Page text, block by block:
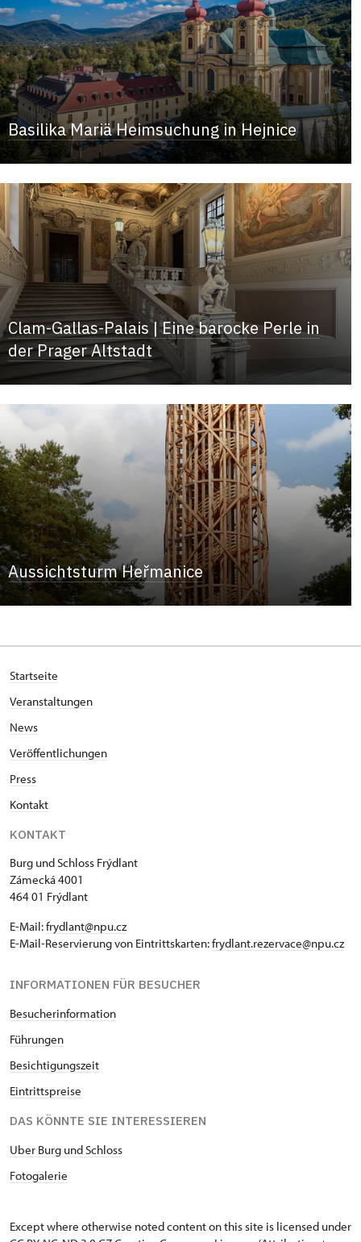
Basilika Mariä Heimsuchung in Hejnice
Clam-Gallas-Palais | Eine barocke Perle in
der Prager Altstadt
Aussichtsturm Heřmanice
Startseite
Veranstaltungen
News
Veröffentlichungen
Press
Kontakt
KONTAKT
Burg und Schloss Frýdlant
Zámecká 4001
464 01 Frýdlant
E-Mail:frydlant@npu.cz
E-Mail-Reservierung von Eintrittskarten:frydlant.rezervace@npu.cz
INFORMATIONEN FÜR BESUCHER
Besucherinformation
Führungen
Besichtigungszeit
Eintrittspreise
DAS KÖNNTE SIE INTERESSIEREN
Uber Burg und Schloss
Fotogalerie
Except where otherwise noted content on this site is licensed under